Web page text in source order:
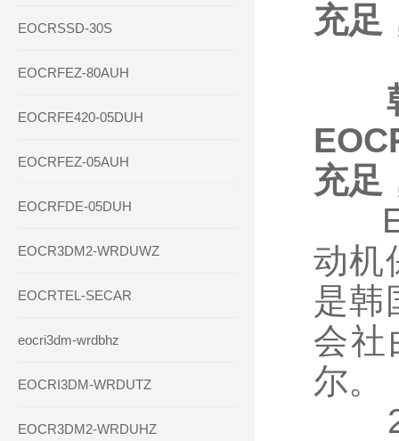
EOCRSSD-30S
EOCRFEZ-80AUH
EOCRFE420-05DUH
EOCRFEZ-05AUH
EOCRFDE-05DUH
EOCR3DM2-WRDUWZ
EOCRTEL-SECAR
eocri3dm-wrdbhz
EOCRI3DM-WRDUTZ
EOCR3DM2-WRDUHZ
充足
充足
动机
是韩
会社
尔。